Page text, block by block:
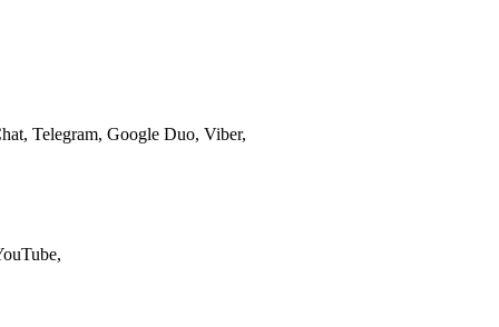
Telegram, Google Duo, Viber,